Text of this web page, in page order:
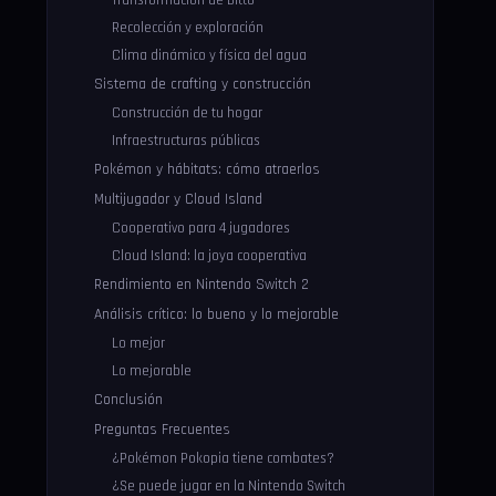
Recolección y exploración
Clima dinámico y física del agua
Sistema de crafting y construcción
Construcción de tu hogar
Infraestructuras públicas
Pokémon y hábitats: cómo atraerlos
Multijugador y Cloud Island
Cooperativo para 4 jugadores
Cloud Island: la joya cooperativa
Rendimiento en Nintendo Switch 2
Análisis crítico: lo bueno y lo mejorable
Lo mejor
Lo mejorable
Conclusión
Preguntas Frecuentes
¿Pokémon Pokopia tiene combates?
¿Se puede jugar en la Nintendo Switch